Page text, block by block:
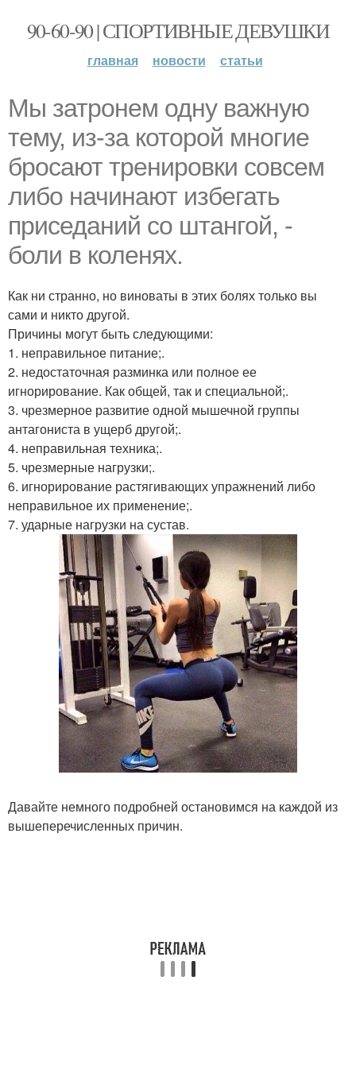
90-60-90 | СПОРТИВНЫЕ ДЕВУШКИ
главная новости статьи
Мы затронем одну важную
тему, из-за которой многие
бросают тренировки совсем
либо начинают избегать
приседаний со штангой, -
боли в коленях.
Как ни странно, но виноваты в этих болях только вы
сами и никто другой.
Причины могут быть следующими:
1. неправильное питание;.
2. недостаточная разминка или полное ее
игнорирование. Как общей, так и специальной;.
3. чрезмерное развитие одной мышечной группы
антагониста в ущерб другой;.
4. неправильная техника;.
5. чрезмерные нагрузки;.
6. игнорирование растягивающих упражнений либо
неправильное их применение;.
7. ударные нагрузки на сустав.
Давайте немного подробней остановимся на каждой из
вышеперечисленных причин.